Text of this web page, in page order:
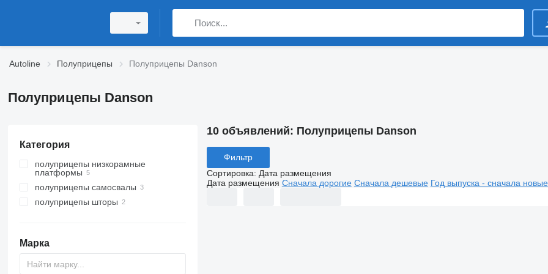
Autoline Полуприцепы Полуприцепы Danson
Полуприцепы Danson
Категория
полуприцепы низкорамные
платформы
полуприцепы самосвалы
полуприцепы шторы
Марка
10 объявлений: Полуприцепы Danson
Фильтр
Сортировка: Дата размещения
Дата размещения Сначала дорогие Сначала дешевые Год выпуска - сначала новые